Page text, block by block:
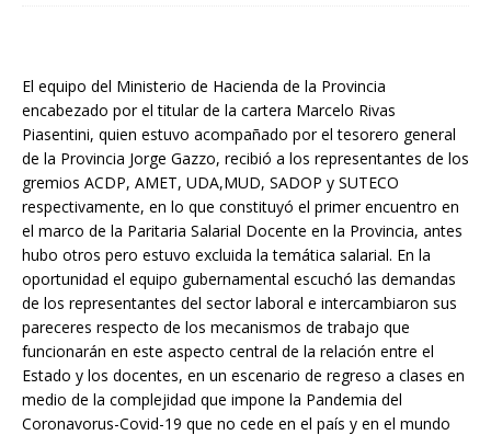
El equipo del Ministerio de Hacienda de la Provincia
encabezado por el titular de la cartera Marcelo Rivas
Piasentini, quien estuvo acompañado por el tesorero general
de la Provincia Jorge Gazzo, recibió a los representantes de los
gremios ACDP, AMET, UDA,MUD, SADOP y SUTECO
respectivamente, en lo que constituyó el primer encuentro en
el marco de la Paritaria Salarial Docente en la Provincia, antes
hubo otros pero estuvo excluida la temática salarial. En la
oportunidad el equipo gubernamental escuchó las demandas
de los representantes del sector laboral e intercambiaron sus
pareceres respecto de los mecanismos de trabajo que
funcionarán en este aspecto central de la relación entre el
Estado y los docentes, en un escenario de regreso a clases en
medio de la complejidad que impone la Pandemia del
Coronavorus-Covid-19 que no cede en el país y en el mundo